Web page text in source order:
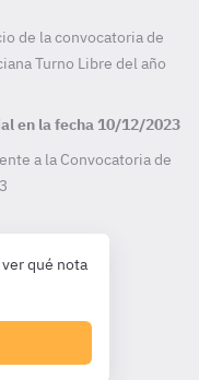
de la convocatoria de
Turno Libre del año
en la fecha 10/12/2023
a la Convocatoria de
qué nota